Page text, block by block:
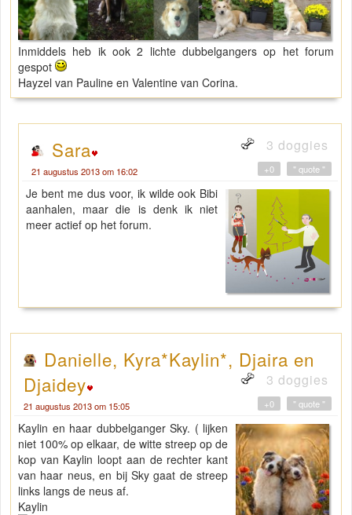
Inmiddels heb ik ook 2 lichte dubbelgangers op het forum
gespot
Hayzel van Pauline en Valentine van Corina.
Sara 3 doggies
21 augustus 2013 om 16:02 " quote "
+0
Je bent me dus voor, ik wilde ook Bibi
aanhalen, maar die is denk ik niet
meer actief op het forum.
Danielle, Kyra*Kaylin*, Djaira en
Djaidey
3 doggies
21 augustus 2013 om 15:05 " quote "
+0
Kaylin en haar dubbelganger Sky. ( lijken
niet 100% op elkaar, de witte streep op de
kop van Kaylin loopt aan de rechter kant
van haar neus, en bij Sky gaat de streep
links langs de neus af.
Kaylin